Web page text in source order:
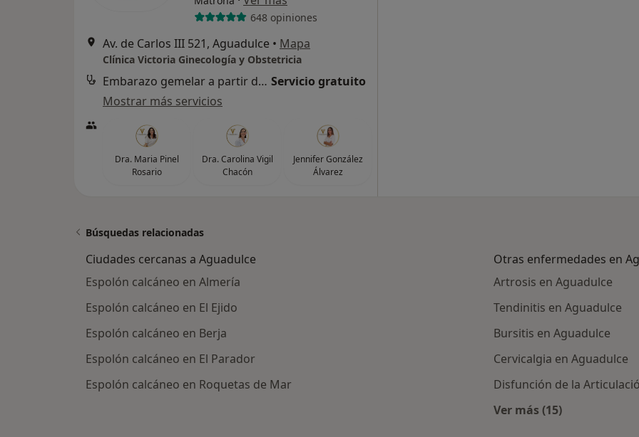
648 opiniones
Av. de Carlos III 521, Aguadulce • Mapa
Clínica Victoria Ginecología y Obstetricia
Embarazo gemelar a partir de 12 semanas Servicio gratuito
Mostrar más servicios
Dra. Maria Pinel
Rosario
Dra. Carolina Vigil
Chacón
Jennifer González
Álvarez
Búsquedas relacionadas
Ciudades cercanas a Aguadulce
Espolón calcáneo en Almería
Espolón calcáneo en El Ejido
Espolón calcáneo en Berja
Espolón calcáneo en El Parador
Espolón calcáneo en Roquetas de Mar
Otras enfermedades en
Artrosis en Aguadulce
Tendinitis en Aguadulce
Bursitis en Aguadulce
Cervicalgia en Aguadulce
Disfunción de la
Ver más (15)